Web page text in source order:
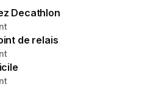
Decathlon
de relais